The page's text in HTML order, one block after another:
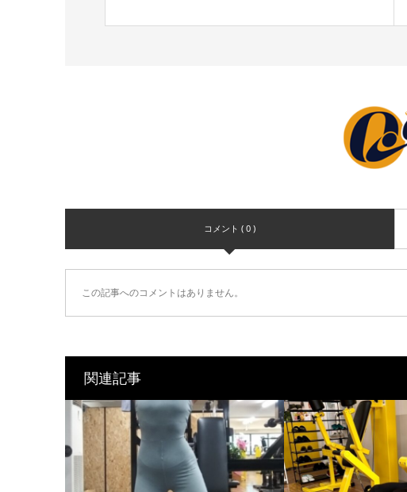
コメント ( 0 )
この記事へのコメントはありません。
関連記事